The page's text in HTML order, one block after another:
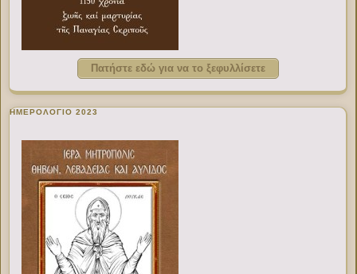
Πατήστε εδώ για να το ξεφυλλίσετε
ΗΜΕΡΟΛΟΓΙΟ 2023